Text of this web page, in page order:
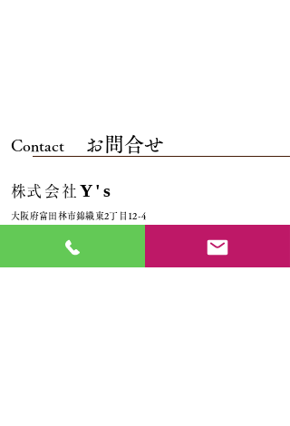
Contact お問合せ
​株式会社 Y's
大阪府富田林市錦織東2丁目12-4